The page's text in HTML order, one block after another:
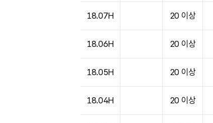
18.07H 20 이상
18.06H 20 이상
18.05H 20 이상
18.04H 20 이상